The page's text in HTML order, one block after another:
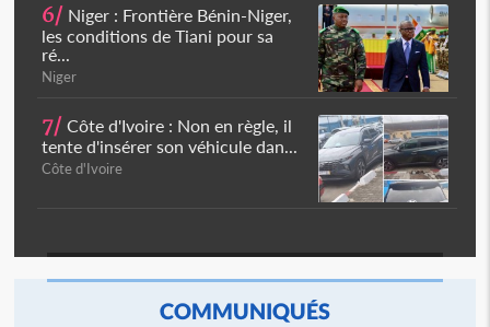
6/ Niger : Frontière Bénin-Niger,
les conditions de Tiani pour sa
ré...
Niger
7/ Côte d'Ivoire : Non en règle, il
tente d'insérer son véhicule dan...
Côte d'Ivoire
COMMUNIQUÉS